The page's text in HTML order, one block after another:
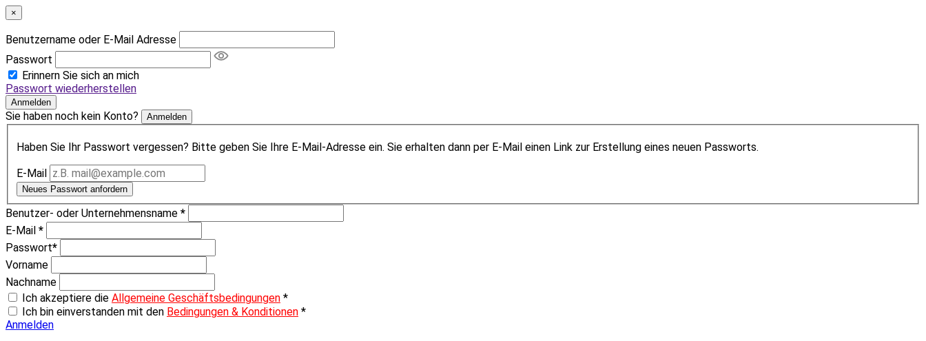
×
Benutzername oder E-Mail Adresse
Passwort
Erinnern Sie sich an mich
Passwort wiederherstellen
Anmelden
Sie haben noch kein Konto? Anmelden
Haben Sie Ihr Passwort vergessen? Bitte geben Sie Ihre E-Mail-Adresse ein. Sie erhalten dann per E-Mail einen Link zur Erstellung eines neuen Passworts.
E-Mail
Neues Passwort anfordern
Benutzer- oder Unternehmensname *
E-Mail *
Passwort*
Vorname
Nachname
Ich akzeptiere die Allgemeine Geschäftsbedingungen *
Ich bin einverstanden mit den Bedingungen & Konditionen *
Anmelden